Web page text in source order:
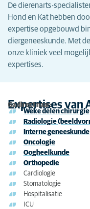
De dierenarts-
Hond en Kat hebben
expertise opgebouwd
diergeneeskunde. Met
onze kliniek veel
expertises.
Expertises van
Ga direct naar:
Weke delen chirurgie
Radiologie
Interne geneeskunde
Oncologie
Oogheelkunde
Orthopedie
Cardiologie
Stomatologie
Hospitalisatie
ICU